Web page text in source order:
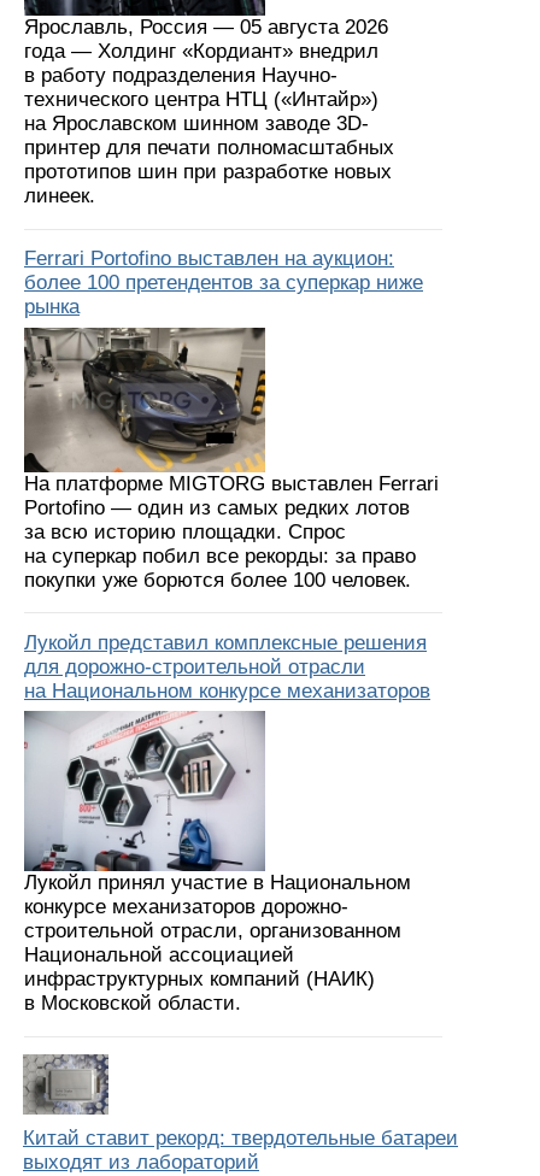
Ярославль, Россия — 05 августа 2026
года — Холдинг «Кордиант» внедрил
в работу подразделения Научно-
технического центра НТЦ («Интайр»)
на Ярославском шинном заводе 3D-
принтер для печати полномасштабных
прототипов шин при разработке новых
линеек.
Ferrari Portofino выставлен на аукцион:
более 100 претендентов за суперкар ниже
рынка
На платформе MIGTORG выставлен Ferrari
Portofino — один из самых редких лотов
за всю историю площадки. Спрос
на суперкар побил все рекорды: за право
покупки уже борются более 100 человек.
Лукойл представил комплексные решения
для дорожно-строительной отрасли
на Национальном конкурсе механизаторов
Лукойл принял участие в Национальном
конкурсе механизаторов дорожно-
строительной отрасли, организованном
Национальной ассоциацией
инфраструктурных компаний (НАИК)
в Московской области.
Китай ставит рекорд: твердотельные батареи
выходят из лабораторий